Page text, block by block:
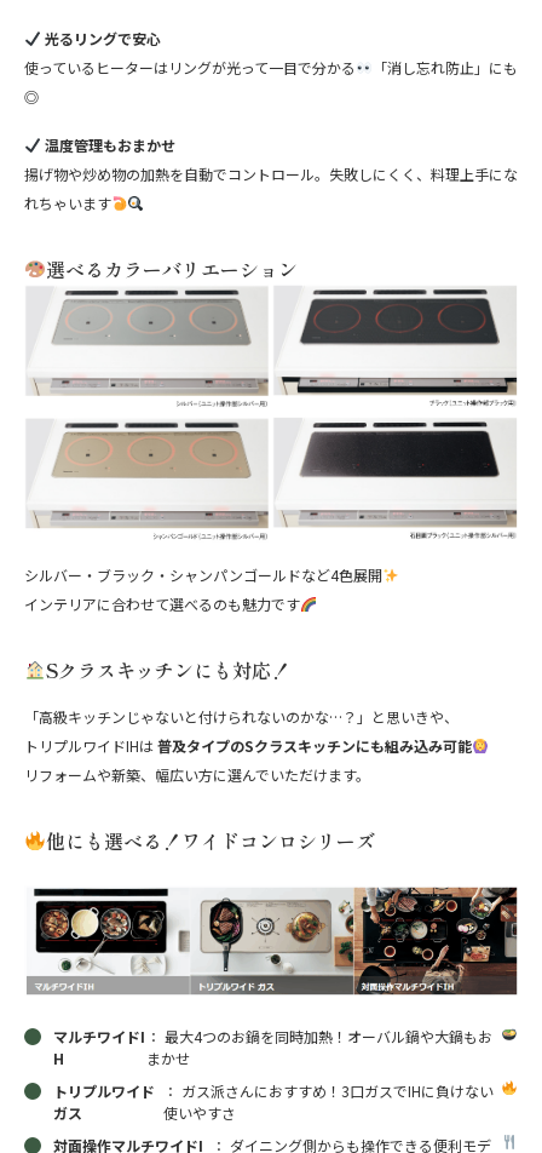
光るリングで安心
使っているヒーターはリングが光って一目で分かる
「消し忘れ防止」にも
◎
温度管理もおまかせ
揚げ物や炒め物の加熱を自動でコントロール。失敗しにくく、料理上手にな
れちゃいます
選べるカラーバリエーション
シルバー・ブラック・シャンパンゴールドなど4色展開
インテリアに合わせて選べるのも魅力です
Sクラスキッチンにも対応！
「高級キッチンじゃないと付けられないのかな…？」と思いきや、
トリプルワイドIHは普及タイプのSクラスキッチンにも組み込み可能
リフォームや新築、幅広い方に選んでいただけます。
他にも選べる！ワイドコンロシリーズ
マルチワイドI
H
： 最大4つのお鍋を同時加熱！オーバル鍋や大鍋もお
まかせ
トリプルワイド
ガス
： ガス派さんにおすすめ！3口ガスでIHに負けない
使いやすさ
対面操作マルチワイドI
： ダイニング側からも操作できる便利モデ